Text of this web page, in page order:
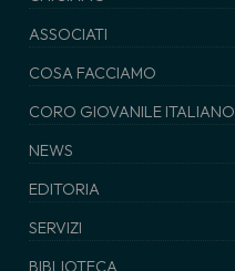
ASSOCIATI
COSA FACCIAMO
CORO GIOVANILE ITALIANO
NEWS
EDITORIA
SERVIZI
BIBLIOTECA